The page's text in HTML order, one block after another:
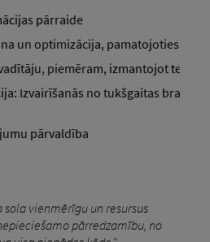
pārraide
un optimizācija, pamatojoties uz
piemēram, izmantojot
Izvairīšanās no tukšgaitas
pārvaldība
vienmērīgu un resursus
pārredzamību, no